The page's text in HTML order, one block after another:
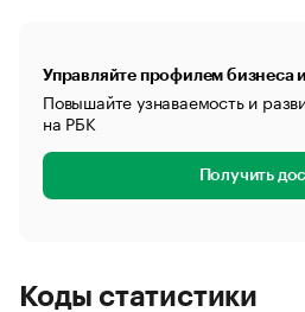
Управляйте профилем бизнеса
Повышайте узнаваемость и
на РБК
Получить
Коды статистики